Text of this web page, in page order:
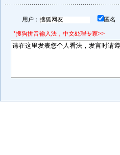
用户： 匿名
*搜狗拼音输入法，中文处理专家>>